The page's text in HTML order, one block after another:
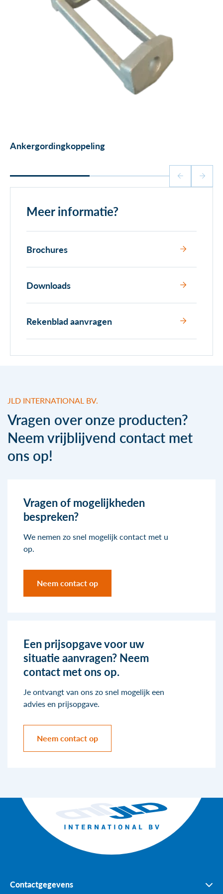
Meer informatie?
Brochures
Downloads
Rekenblad aanvragen
Ankergordingkoppeling
JLD INTERNATIONAL BV.
Vragen over onze producten?
Neem vrijblijvend contact met
ons op!
Vragen of mogelijkheden
bespreken?
We nemen zo snel mogelijk contact met u
op.
Neem contact op
Een prijsopgave voor uw
situatie aanvragen? Neem
contact met ons op.
Je ontvangt van ons zo snel mogelijk een
advies en prijsopgave.
Neem contact op
Contactgegevens